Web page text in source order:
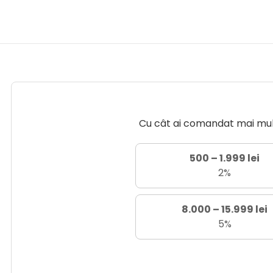
Cu cât ai comandat mai
500 – 1.999 lei
2%
8.000 – 15.999 lei
5%